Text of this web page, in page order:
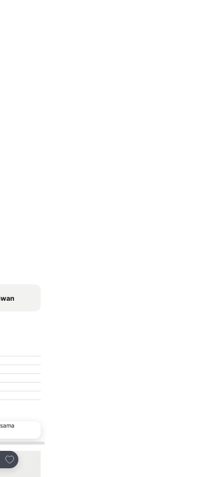
Tambah ke favorit